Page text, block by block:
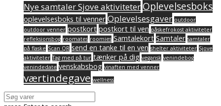
Nye samtaler Sjove aktiviteter Oplevelsesboks
oplevelsesboks til venner Oplevelsesgaver outdoor
outdoor venner postkort postkort til ven påskefrokost aktiviteter
refleksionsbog roomates roomies Samtalekort Samtaler samtaler
på flaske Scan QR send en tanke til en ven shelter aktiviteter Sjove
aktiviteter Tag med på tur tænker på dig vegansk venindebog
venindedate venskabsbog vinaften med venner
værtindegave wellness